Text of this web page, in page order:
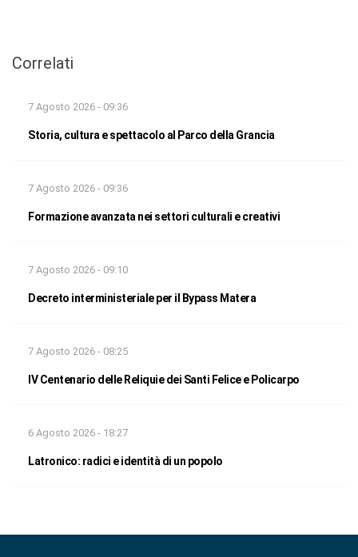
Correlati
7 Agosto 2026 - 09:36
Storia, cultura e spettacolo al Parco della Grancia
7 Agosto 2026 - 09:36
Formazione avanzata nei settori culturali e creativi
7 Agosto 2026 - 09:10
Decreto interministeriale per il Bypass Matera
7 Agosto 2026 - 08:25
IV Centenario delle Reliquie dei Santi Felice e Policarpo
6 Agosto 2026 - 18:27
Latronico: radici e identità di un popolo